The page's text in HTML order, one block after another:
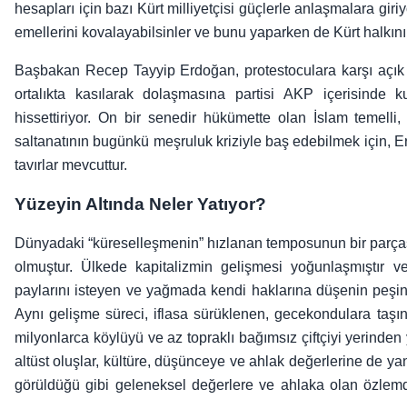
hesapları için bazı Kürt milliyetçisi güçlerle anlaşmalara
emellerini kovalayabilsinler ve bunu yaparken de Kürt
Başbakan Recep Tayyip Erdoğan, protestoculara karşı
ortalıkta kasılarak dolaşmasına partisi AKP içerisinde
hissettiriyor. On bir senedir hükümette olan İslam
saltanatının bugünkü meşruluk kriziyle baş edebilmek için,
tavırlar mevcuttur.
Yüzeyin Altında Neler Yatıyor?
Dünyadaki “küreselleşmenin” hızlanan temposunun bir
olmuştur. Ülkede kapitalizmin gelişmesi yoğunlaşmıştır
paylarını isteyen ve yağmada kendi haklarına düşenin
Aynı gelişme süreci, iflasa sürüklenen, gecekondulara
milyonlarca köylüyü ve az topraklı bağımsız çiftçiyi
altüst oluşlar, kültüre, düşünceye ve ahlak değerlerine de
görüldüğü gibi geleneksel değerlere ve ahlaka olan